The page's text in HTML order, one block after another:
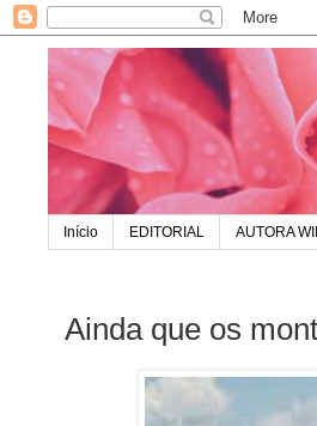
Início EDITORIAL AUTORA
Ainda que os